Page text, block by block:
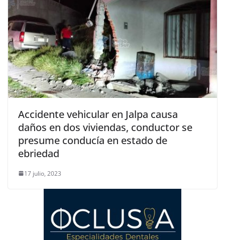
Accidente vehicular en Jalpa causa
daños en dos viviendas, conductor se
presume conducía en estado de
ebriedad
17 julio, 2023